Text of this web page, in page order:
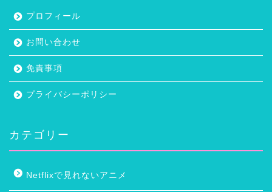
プロフィール
お問い合わせ
免責事項
プライバシーポリシー
カテゴリー
Netflixで見れないアニメ